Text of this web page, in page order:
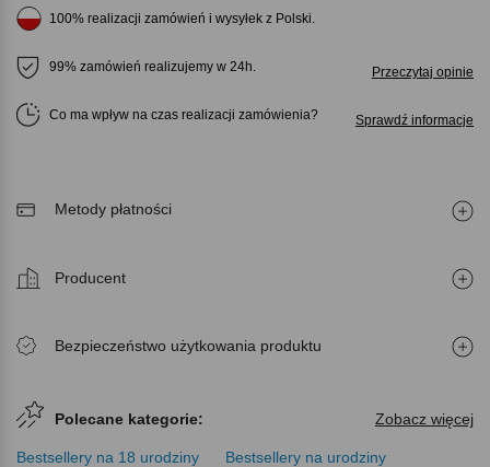
100% realizacji zamówień i wysyłek z Polski.
99% zamówień realizujemy w 24h. Przeczytaj opinie
Co ma wpływ na czas realizacji zamówienia Sprawdź informacje
Metody płatności
Producent
Bezpieczeństwo użytkowania produktu
Polecane kategorie: Zobacz więcej
Bestsellery na 18 urodziny
Bestsellery na urodziny